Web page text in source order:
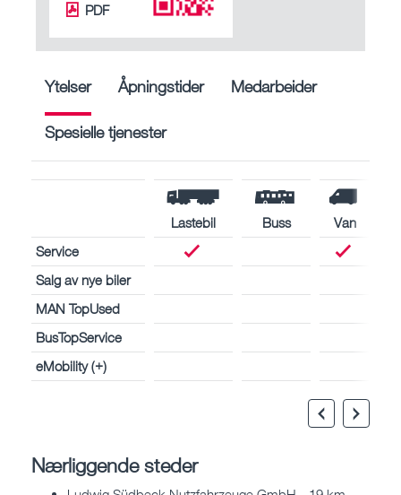
PDF
Ytelser Åpningstider Medarbeider
Spesielle tjenester
Lastebil Buss
Van
Service
Salg av nye biler
MAN TopUsed
BusTopService
eMobility (+)
Nærliggende steder